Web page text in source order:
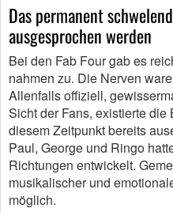
Das permanent
ausgesprochen werden
Bei den Fab Four gab es
nahmen zu. Die Nerven
Allenfalls offiziell,
Sicht der Fans, existierte
diesem Zeitpunkt bereits
Paul, George und Ringo
Richtungen entwickelt.
musikalischer und
möglich.